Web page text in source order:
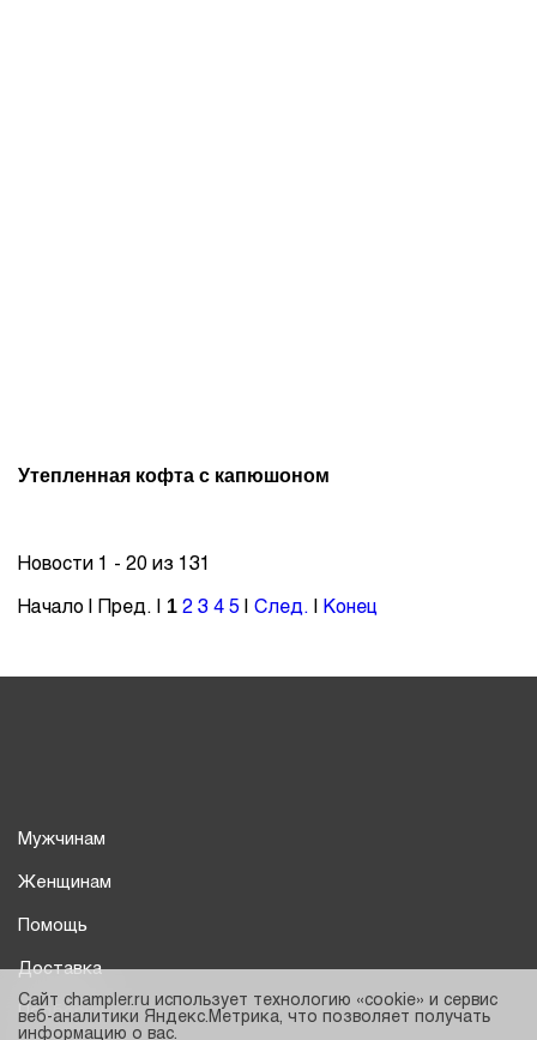
Утепленная кофта с капюшоном
Новости 1 - 20 из 131
Начало | Пред. | 1 2 3 4 5 | След. | Конец
Мужчинам
Женщинам
Помощь
Доставка
Подборки
Сайт champler.ru использует технологию «cookie» и сервис
веб-аналитики Яндекс.Метрика, что позволяет получать
информацию о вас.